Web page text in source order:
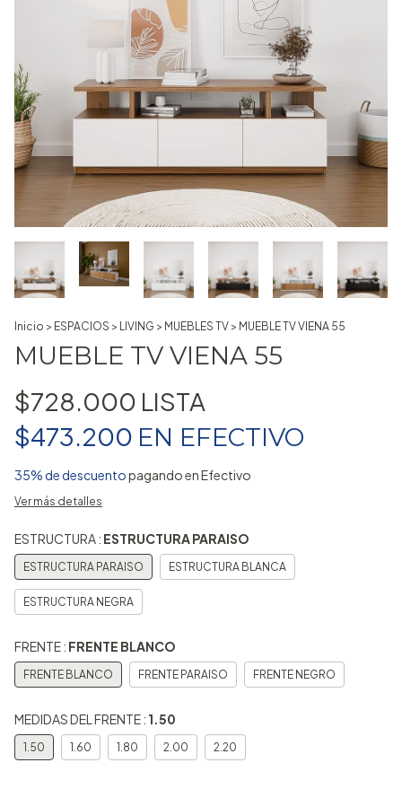
Inicio > ESPACIOS > LIVING > MUEBLES TV > MUEBLE TV VIENA 55
MUEBLE TV VIENA 55
$728.000
$473.200 EN EFECTIVO
35% de descuentopagando en Efectivo
Ver más detalles
ESTRUCTURA : ESTRUCTURA PARAISO
ESTRUCTURA PARAISO ESTRUCTURA BLANCA
ESTRUCTURA NEGRA
FRENTE : FRENTE BLANCO
FRENTE BLANCO FRENTE PARAISO FRENTE NEGRO
MEDIDAS DEL FRENTE : 1.50
1.50 1.60 1.80 2.00 2.20